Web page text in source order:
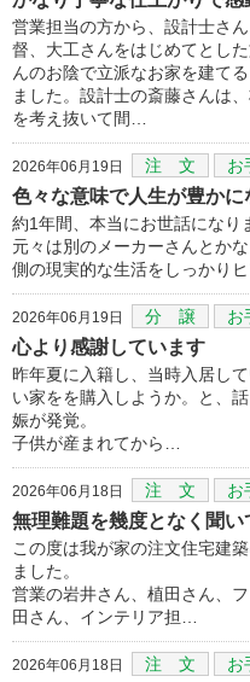
営業担当の方から、設計士さ
督、大工さんをはじめてとし
んのお陰で立派なお家を建て
ました。設計士の斎藤さんは
を考え抜いて間…
2026年06月19日 注 文 お
色々な意味で人生が豊かに
約1年間、本当にお世話になり
元々は別のメーカーさんとか
側の現実的な生活をしっかり
2026年06月19日 分 譲 お
心より感謝しています
昨年夏に入籍し、当時入居し
い家をを購入しようか。と、
娠が発覚。
子供が産まれてから…
2026年06月18日 注 文 お
無理難題を幾度となく聞い
この度は我が家の注文住宅建
ました。
営業の岩井さん、植田さん、
田さん、インテリア担…
2026年06月18日 注 文 お